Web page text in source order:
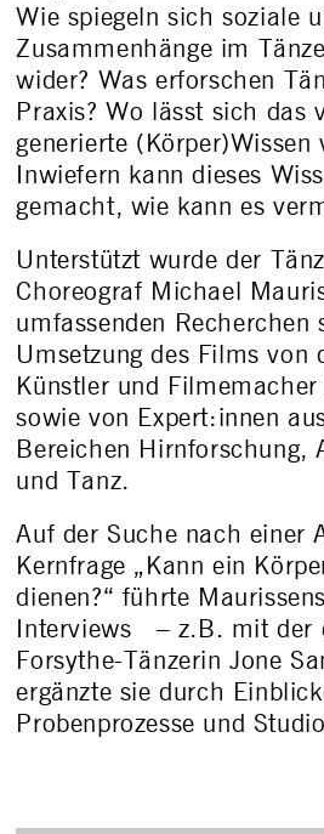
Wie spiegeln sich soziale
Zusammenhänge im
wider? Was erforschen
Praxis? Wo lässt sich das
generierte (Körper)Wissen
Inwiefern kann dieses
gemacht, wie kann es
Unterstützt wurde der
Choreograf Michael
umfassenden Recherchen
Umsetzung des Films von
Künstler und
sowie von Expert:innen
Bereichen Hirnforschung,
und Tanz.
Auf der Suche nach einer
Kernfrage „Kann ein
dienen?“ führte
Interviews – z.B. mit der
Forsythe-Tänzerin Jone
ergänzte sie durch
Probenprozesse und